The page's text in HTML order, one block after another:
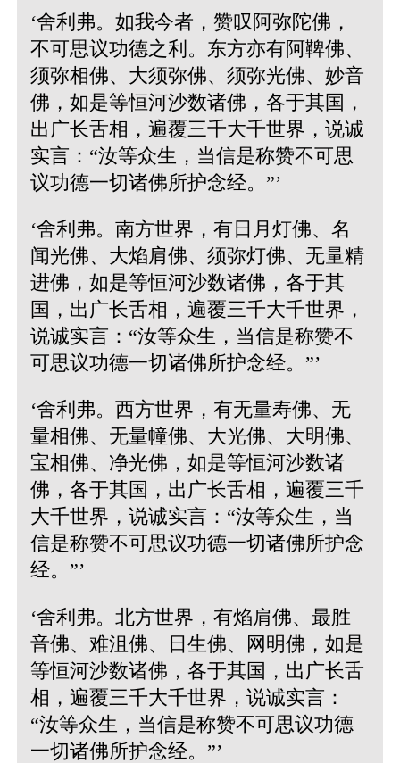
‘舍利弗。如我今者，赞叹阿弥陀佛，
不可思议功德之利。东方亦有阿鞞佛、
须弥相佛、大须弥佛、须弥光佛、妙音
佛，如是等恒河沙数诸佛，各于其国，
出广长舌相，遍覆三千大千世界，说诚
实言：“汝等众生，当信是称赞不可思
议功德一切诸佛所护念经。”’
‘舍利弗。南方世界，有日月灯佛、名
闻光佛、大焰肩佛、须弥灯佛、无量精
进佛，如是等恒河沙数诸佛，各于其
国，出广长舌相，遍覆三千大千世界，
说诚实言：“汝等众生，当信是称赞不
可思议功德一切诸佛所护念经。”’
‘舍利弗。西方世界，有无量寿佛、无
量相佛、无量幢佛、大光佛、大明佛、
宝相佛、净光佛，如是等恒河沙数诸
佛，各于其国，出广长舌相，遍覆三千
大千世界，说诚实言：“汝等众生，当
信是称赞不可思议功德一切诸佛所护念
经。”’
‘舍利弗。北方世界，有焰肩佛、最胜
音佛、难沮佛、日生佛、网明佛，如是
等恒河沙数诸佛，各于其国，出广长舌
相，遍覆三千大千世界，说诚实言：
“汝等众生，当信是称赞不可思议功德
一切诸佛所护念经。”’